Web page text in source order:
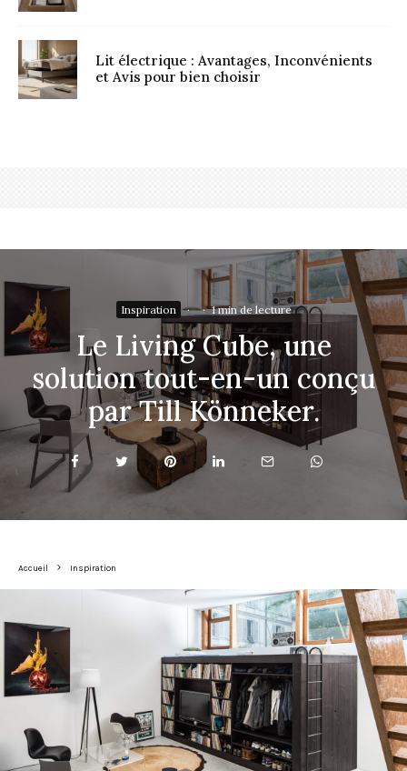
Lit électrique : Avantages, Inconvénients
et Avis pour bien choisir
Inspiration · · 1 min de lecture
Le Living Cube, une
solution tout-en-un conçu
par Till Könneker.
Accueil Inspiration